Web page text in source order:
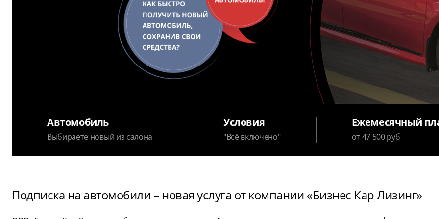
Автомобиль
Выбираете новый из салона
Условия
"Всё включено"
Ежемесячный
от 47 500 руб
Подписка на автомобили – новая услуга от компании «Бизнес Кар Лизинг»